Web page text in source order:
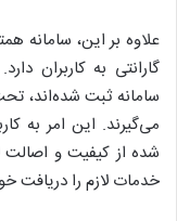
علاوه بر این، سامانه
گارانتی به کاربران
سامانه ثبت شده‌اند،
می‌گیرند. این امر به
شده از کیفیت و اصالت
خدمات لازم را دریافت